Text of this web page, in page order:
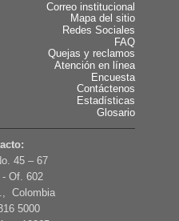
Correo institucional
Mapa del sitio
Redes Sociales
FAQ
Quejas y reclamos
Atención en línea
Encuesta
Contáctenos
Estadísticas
Glosario
45 – 67
- Of. 602
Colombia
5000